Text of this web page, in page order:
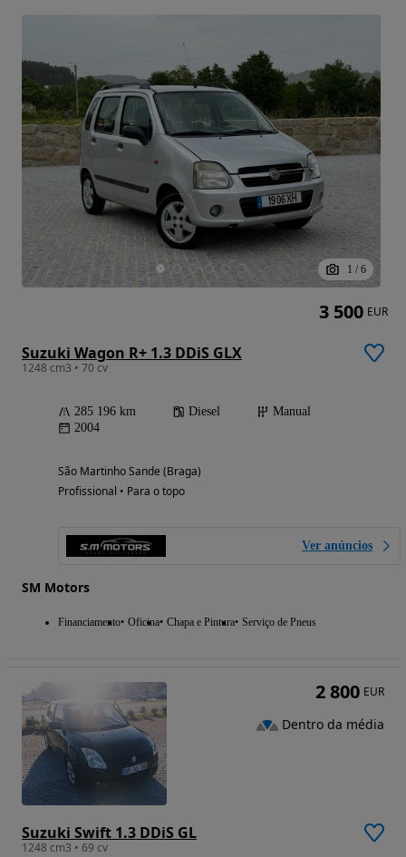
1 / 6
Suzuki Wagon R+ 1.3 DDiS GLX
1248 cm3 • 70 cv
285 196 km Diesel
Manual
2004
São Martinho Sande (Braga)
Profissional • Para o topo
Ver anúncios
SM Motors
Financiamento Oficina Chapa e Pintura Serviço de Pneus
3 500 EUR
Suzuki Swift 1.3 DDiS GL
1248 cm3 • 69 cv
2 800 EUR
Dentro da média